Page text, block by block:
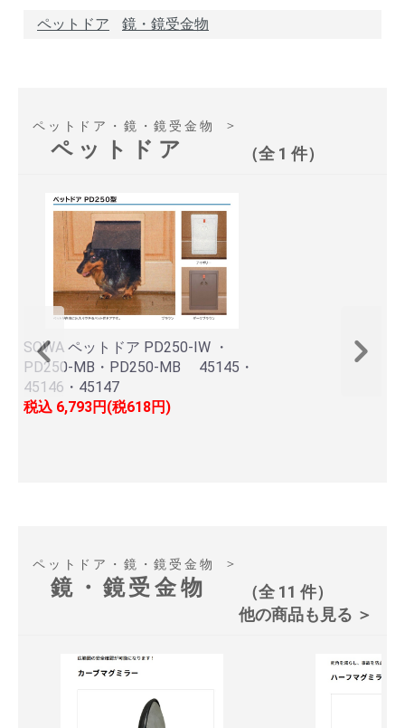
ペットドア 鏡・鏡受金物
ペットドア・鏡・鏡受金物 ＞
ペットドア （全 1 件）
SOWA ペットドア PD250-IW ・
PD250-MB・PD250-MB 45145・
45146・45147
税込 6,793円(税618円)
ペットドア・鏡・鏡受金物 ＞
鏡・鏡受金物
（全 11 件）
他の商品も見る ＞